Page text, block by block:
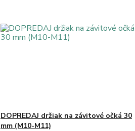
DOPREDAJ držiak na závitové očká 30
mm (M10-M11)